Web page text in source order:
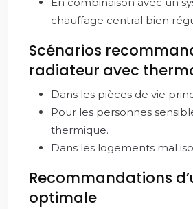
chauffage central bien
Scénarios
radiateur avec
Dans les pièces de vie
Pour les personnes
thermique.
Dans les logements mal
Recommandations
optimale